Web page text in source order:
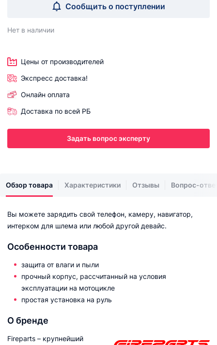
Сообщить о поступлении
Нет в наличии
Цены от производителей
Экспресс доставка!
Онлайн оплата
Доставка по всей РБ
Задать вопрос эксперту
Обзор товара Характеристики Отзывы Вопрос-
Вы можете зарядить свой телефон, камеру, навигатор,
интерком для шлема или любой другой девайс.
Особенности товара
защита от влаги и пыли
прочный корпус, рассчитанный на условия
эксплуатации на мотоцикле
простая установка на руль
О бренде
Fireparts – крупнейший